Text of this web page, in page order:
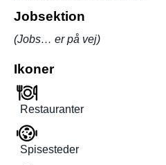
Jobsektion
(Jobs… er på vej)
Ikoner
Restauranter
Spisesteder